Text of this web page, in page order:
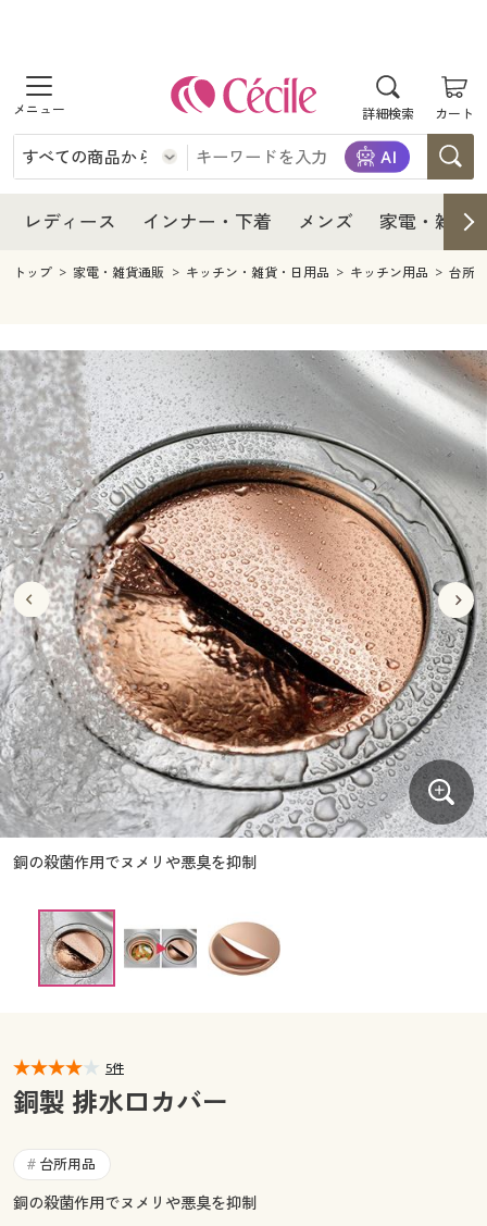
詳細検索 カート
商品を探す
レディース
レディースファッション
インナー・下着
インナー・下着通販すべて
メンズ下着
ジュニア・ティーンズ下着
メンズ
メンズファッション
メンズ下着
家電・雑貨すべて
家電
キッチン・雑貨・日用品
寝具・インテリア・家具
寝具・インテリア・家具通販すべて
家具・収納
寝具・ベッド
カーテン・ラグ・ファブリック
美容・健康
美容・健康通販すべて
美容・健康・サプリメント
制服・スクール
制服・スクールすべて
制服・学生服
ジュニア・ティーンズ下着
大きいサイズ
大きいサイズ通販すべて
大きいサイズ レディース服
大きいサイズ レディース下着
大きいサイズ メンズ
大きいサイズ 事務・制服
バーゲン
バーゲンセール
シークレットセール
詳細検索
商品カテゴリ一覧
カタログ
カタログ・チラシからのご注文
デジタルカタログ
カタログ無料プレゼント
マイページ
閲覧履歴
お気に入り
レディース インナー・下着 メンズ 家電・雑貨
レディース
レディース通販すべて
レディースファッション
インナー・下着
インナー・下着通販すべて
ジュニア・ティーンズ下着
メンズ
メンズ下着
家電
キッチン・雑貨・日用品
寝具・インテリア・家具通販すべて
家具・収納
寝具・ベッド
カーテン・ラグ・ファブリック
美容・健康
美容・健康通販すべて
美容・健康・サプリメント
制服・スクール
制服・スクールすべて
制服・学生服
ジュニア・ティーンズ下着
大きいサイズ
大きいサイズ通販すべて
大きいサイズ レディース服
大きいサイズ レディース下着
大きいサイズ メンズ
大きいサイズ 事務・制服
バーゲン
バーゲンセール
シークレットセール
詳細検索
商品カテゴリ一覧
カタログ
カタログ・チラシからのご注文
カタログ無料プレゼント
会員メニュー
閲覧履歴
サポート
トップ 家電・雑貨通販 キッチン・雑貨・日用品 キッチン用品 台所
銅の殺菌作用でヌメリや悪臭を抑制
5件
銅製 排水口カバー
# 台所用品
銅の殺菌作用でヌメリや悪臭を抑制